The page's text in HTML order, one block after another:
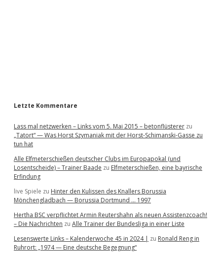
Letzte Kommentare
Lass mal netzwerken – Links vom 5. Mai 2015 – betonflüsterer zu
„Tatort“ — Was Horst Szymaniak mit der Horst-Schimanski-Gasse zu
tun hat
Alle Elfmeterschießen deutscher Clubs im Europapokal (und
Losentscheide) – Trainer Baade zu Elfmeterschießen, eine bayrische
Erfindung
live Spiele zu Hinter den Kulissen des Knallers Borussia
Mönchengladbach — Borussia Dortmund … 1997
Hertha BSC verpflichtet Armin Reutershahn als neuen Assistenzcoach!
– Die Nachrichten zu Alle Trainer der Bundesliga in einer Liste
Lesenswerte Links – Kalenderwoche 45 in 2024 | zu Ronald Reng in
Ruhrort: „1974 — Eine deutsche Begegnung“